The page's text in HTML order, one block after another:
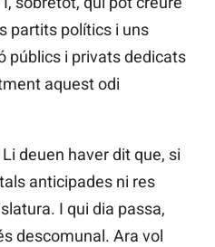
partits polítics i uns
públics i privats dedicats
aquest odi
deuen haver dit que, si
anticipades ni res
I qui dia passa,
descomunal. Ara vol